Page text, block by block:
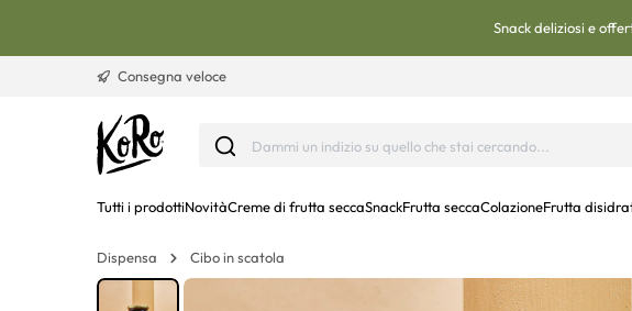
Snack deliziosi e
Consegna veloce
Tutti i prodottiNovitàCreme di frutta seccaSnackFrutta seccaColazioneFrutta
Dispensa Cibo in scatola